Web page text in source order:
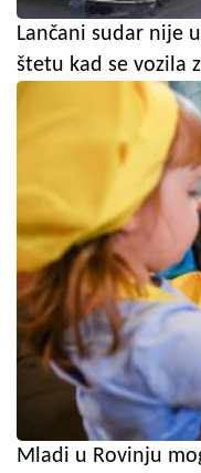
Lančani sudar nije
štetu kad se vozila
Mladi u Rovinju